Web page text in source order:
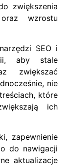
zwiększenia
wzrostu
SEO i
aby stale
zwiększać
nie
które
ich
zapewnienie
do nawigacji
aktualizacje